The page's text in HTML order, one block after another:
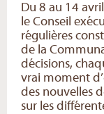
Du 8 au 14
le Conseil
régulières
de la
décisions,
vrai moment
des nouvelles
sur les